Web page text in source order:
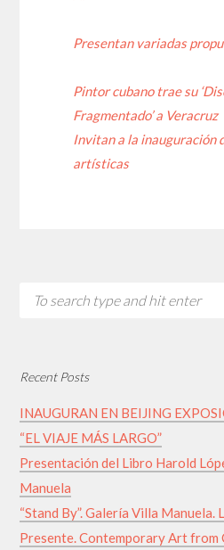
Presentan variadas
Pintor cubano trae su
Fragmentado’ a Veracruz
Invitan a la inauguración
artísticas
Recent Posts
INAUGURAN EN BEIJING
“EL VIAJE MÁS LARGO”
Presentación del Libro Harold
Manuela
“Stand By”. Galería Villa Manuela.
Presente. Contemporary Art from